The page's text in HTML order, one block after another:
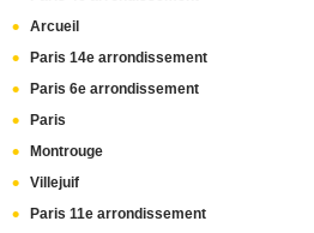
Arcueil
Paris 14e arrondissement
Paris 6e arrondissement
Paris
Montrouge
Villejuif
Paris 11e arrondissement